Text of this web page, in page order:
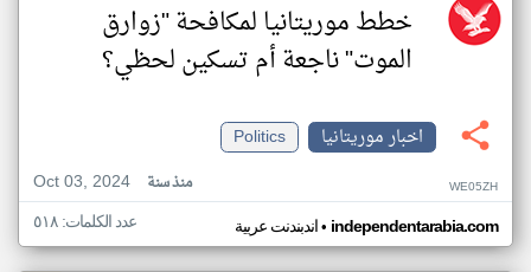
خطط موريتانيا لمكافحة "زوارق
الموت" ناجعة أم تسكين لحظي؟
اخبار موريتانيا
Politics
Oct 03, 2024
منذ سنة WE05ZH
اندبندنت عربية• independentarabia.com عدد الكلمات: ٥١٨